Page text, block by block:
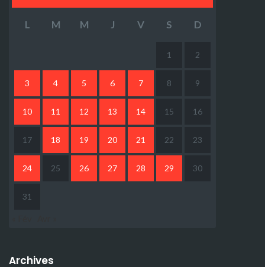
L M M J V S D
1 2
3 4 5 6 7 8 9
10 11 12 13 14 15 16
17 18 19 20 21 22 23
24 25 26 27 28 29 30
31
Archives